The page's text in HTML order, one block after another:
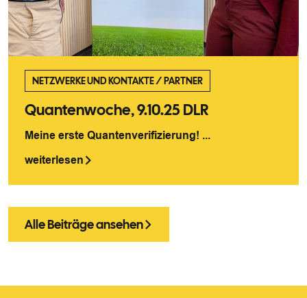
NETZWERKE UND KONTAKTE/PARTNER
Quantenwoche, 9.10.25 DLR
Meine erste Quantenverifizierung! ...
weiterlesen
Alle Beiträge ansehen